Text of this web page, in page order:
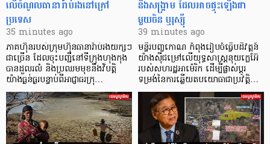
លើចំណូលធានារ៉ាប់រងនៅក្រៅ
ប្រទេស
35 minutes ago
ភាគហ៊ុនរបស់ក្រុមហ៊ុនធានារ៉ាប់រងយក្សៗ
ជាច្រើន ដែលចុះបញ្ជីនៅទីក្រុងហុងកុង
បានដួលរលំ និងប្រឈមមុខនឹងវិបត្តិ
យ៉ាងធ្ងន់ធ្ងរបន្ទាប់ពីអាជ្ញាធរក្រុ…
នឹងសង្គ្រាម ដែលអាចផ្ទុះឡើងជា
មួយចិន ឬរុស្ស៊ី
39 minutes ago
មន្ទីរបញ្ចកោណ កំពុងរៀបចំធ្វើបដិវត្តន៍
យ៉ាងស៊ីជម្រៅលើយុទ្ធសាស្ត្រនុយក្លេអ៊ែ
របស់សហរដ្ឋអាម៉េរិក ដើម្បីផ្លាស់ប្តូរ
ទម្រង់នៃការឆ្លើយតបយោធាជាប្រវត្តិ…